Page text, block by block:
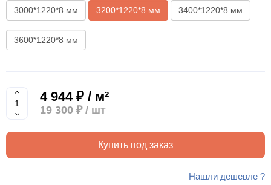
3000*1220*8 мм 3200*1220*8 мм 3400*1220*8 мм
3600*1220*8 мм
4 944 ₽ / м²
19 300 ₽/ шт
Купить под заказ
Нашли дешевле ?